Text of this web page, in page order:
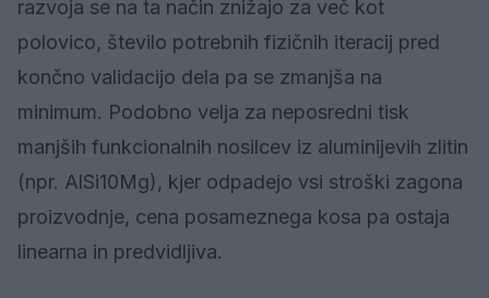
razvoja se na ta način znižajo za več kot
polovico, število potrebnih fizičnih iteracij pred
končno validacijo dela pa se zmanjša na
minimum. Podobno velja za neposredni tisk
manjših funkcionalnih nosilcev iz aluminijevih zlitin
(npr. AlSi10Mg), kjer odpadejo vsi stroški zagona
proizvodnje, cena posameznega kosa pa ostaja
linearna in predvidljiva.